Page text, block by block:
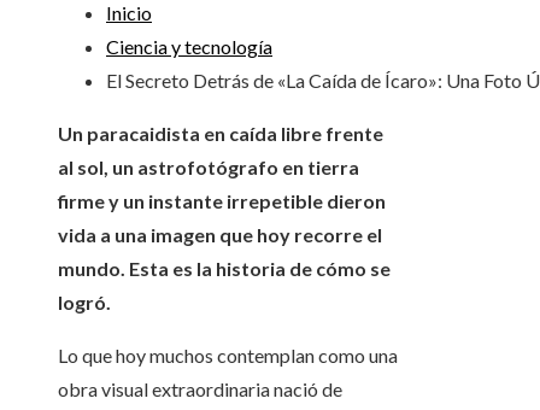
Inicio
Ciencia y tecnología
El Secreto Detrás de «La Caída de Ícaro»: Una Foto
Un paracaidista en caída libre frente
al sol, un astrofotógrafo en tierra
firme y un instante irrepetible dieron
vida a una imagen que hoy recorre el
mundo. Esta es la historia de cómo se
logró.
Lo que hoy muchos contemplan como una
obra visual extraordinaria nació de